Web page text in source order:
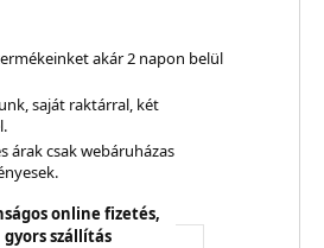
akár 2 napon belül
saját raktárral, két
árak csak webáruházas
online fizetés,
gyors szállítás